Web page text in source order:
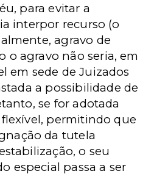
para evitar a
interpor recurso (o
agravo de
o agravo não seria, em
em sede de Juizados
a possibilidade de
se for adotada
permitindo que
da tutela
o seu
especial passa a ser